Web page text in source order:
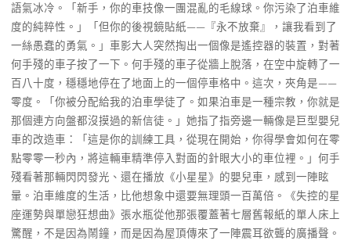
語氣冰冷。「新手，你的車技像一團混亂的毛線球。你污染了泊車維
度的純粹性。」「但你的後視鏡貼紙——『永不放棄』，讓我看到了
一絲愚蠢的勇氣。」車影大人突然掏出一個像是遙控器的裝置，對著
何手殘的車子按了一下。何手殘的車子從牆上脫落，在空中旋轉了一
百八十度，穩穩地停在了地面上的一個停車格中。這次，夾角是——
零度。「你被分配給我的泊車學徒了。如果泊車是一種宗教，你就是
那個連方向盤都沒摸過的新信徒。」她指了指旁邊一輛像是巨型嬰兒
車的改造車：「這是你的訓練工具，從現在開始，你得學會如何在零
點零零一秒內，將這輛車精準停入對面的針眼大小的車位裡。」何手
殘看著那輛閃閃發光、還在播放《小星星》的嬰兒車，感到一陣眩
暈。泊車維度的生活，比他想象中還要無理頭一百萬倍。《失控的星
座運勢與單戀狂想曲》張水瓶從他那張覆蓋著七層舊報紙的單人床上
驚醒，不是因為鬧鐘，而是因為屋頂傳來了一陣震耳欲聾的廣播聲。